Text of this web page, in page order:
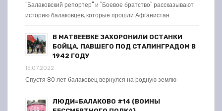
"Балаковский репортер" и "Боевое братство" рассказывают
историю балаковцев, которые прошли Афганистан
В МАТВЕЕВКЕ ЗАХОРОНИЛИ ОСТАНКИ
БОЙЦА, ПАВШЕГО ПОД СТАЛИНГРАДОМ В
1942 ГОДУ
15.07.2022
Спустя 80 лет балаковец вернулся на родную землю
ЛЮДИ=БАЛАКОВО #14 (ВОИНЫ